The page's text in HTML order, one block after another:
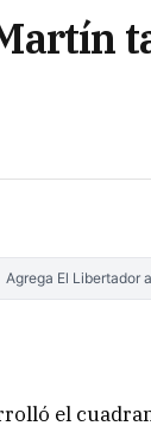
Agrega El Libertador
el